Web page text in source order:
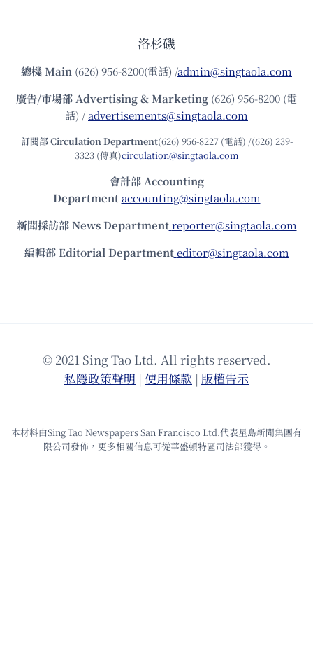
洛杉磯
總機Main (626) 956-8200(電話) /admin@singtaola.com
廣告/市場部Advertising & Marketing (626) 956-8200 (電
話) /advertisements@singtaola.com
訂閱部 Circulation Department(626) 956-8227 (電話) /(626) 239-
3323 (傳真)circulation@singtaola.com
會計部 Accounting
Department accounting@singtaola.com
新聞採訪部 News Department reporter@singtaola.com
編輯部 Editorial Department editor@singtaola.com
© 2021 Sing Tao Ltd. All rights reserved.
私隱政策聲明 | 使⽤條款 | 版權告⽰
本材料由Sing Tao Newspapers San Francisco Ltd.代表星島新聞集團有
限公司發佈，更多相關信息可從華盛頓特區司法部獲得。